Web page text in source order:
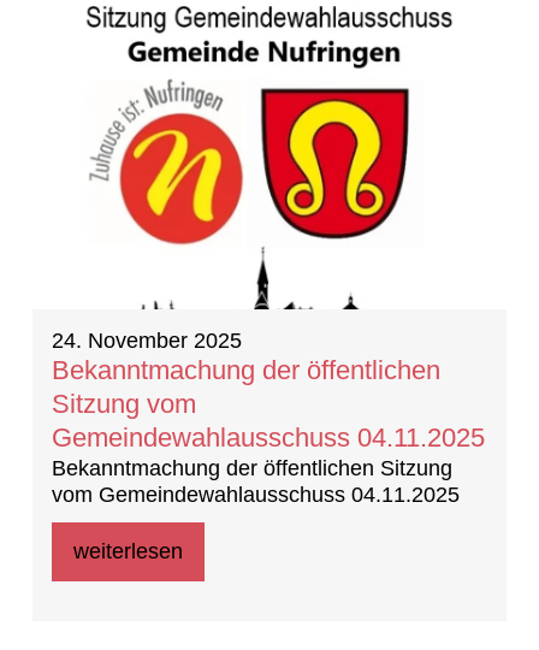
24. November 2025
Bekanntmachung der öffentlichen
Sitzung vom
Gemeindewahlausschuss 04.11.2025
Bekanntmachung der öffentlichen Sitzung
vom Gemeindewahlausschuss 04.11.2025
weiterlesen